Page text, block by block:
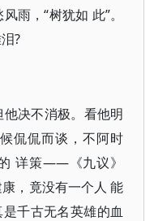
雨，“树犹如 此”。
?
决不消极。看他明
侃侃而谈，不阿时
详策——《九议》
，竟没有一个人 能
千古无名英雄的血